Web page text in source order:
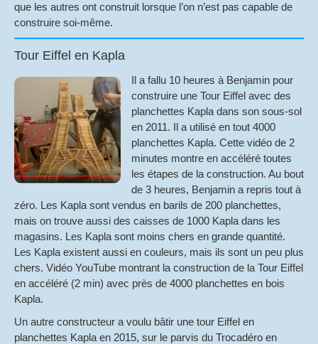
que les autres ont construit lorsque l’on n’est pas capable de
construire soi-même.
Tour Eiffel en Kapla
Il a fallu 10 heures à Benjamin pour
construire une Tour Eiffel avec des
planchettes Kapla dans son sous-sol
en 2011. Il a utilisé en tout 4000
planchettes Kapla. Cette vidéo de 2
minutes montre en accéléré toutes
les étapes de la construction. Au bout
de 3 heures, Benjamin a repris tout à
zéro. Les Kapla sont vendus en barils de 200 planchettes,
mais on trouve aussi des caisses de 1000 Kapla dans les
magasins. Les Kapla sont moins chers en grande quantité.
Les Kapla existent aussi en couleurs, mais ils sont un peu plus
chers. Vidéo YouTube montrant la construction de la Tour Eiffel
en accéléré (2 min) avec près de 4000 planchettes en bois
Kapla.
Un autre constructeur a voulu bâtir une tour Eiffel en
planchettes Kapla en 2015, sur le parvis du Trocadéro en